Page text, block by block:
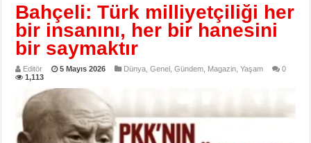
Bahçeli: Türk milliyetçiliği her
bir insanını, her bir hanesini
bir saymaktır
Editör 5 Mayıs 2026 Dünya ,Genel ,Gündem Magazin ,Yaşam
0
1,113